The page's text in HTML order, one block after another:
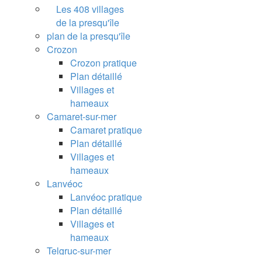
Les 408 villages
de la presqu'île
plan de la presqu'île
Crozon
Crozon pratique
Plan détaillé
Villages et
hameaux
Camaret-sur-mer
Camaret pratique
Plan détaillé
Villages et
hameaux
Lanvéoc
Lanvéoc pratique
Plan détaillé
Villages et
hameaux
Telgruc-sur-mer